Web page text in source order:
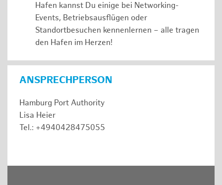
Hafen kannst Du einige bei Networking-
Events, Betriebsausflügen oder
Standortbesuchen kennenlernen – alle tragen
den Hafen im Herzen!
ANSPRECHPERSON
Hamburg Port Authority
Lisa Heier
Tel.: +4940428475055